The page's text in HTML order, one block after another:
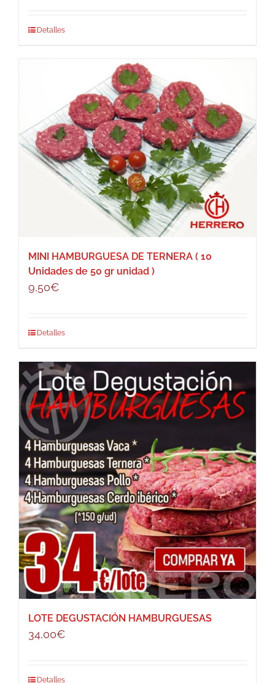
Detalles
MINI HAMBURGUESA DE TERNERA ( 10
Unidades de 50 gr unidad )
9,50€
Detalles
LOTE DEGUSTACIÓN HAMBURGUESAS
34,00€
Detalles